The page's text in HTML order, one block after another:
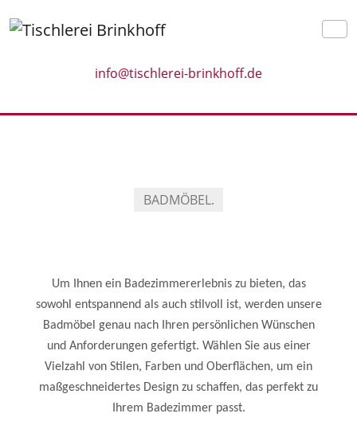
info@tischlerei-brinkhoff.de
BADMÖBEL.
Um Ihnen ein Badezimmererlebnis zu bieten, das
sowohl entspannend als auch stilvoll ist, werden unsere
Badmöbel genau nach Ihren persönlichen Wünschen
und Anforderungen gefertigt. Wählen Sie aus einer
Vielzahl von Stilen, Farben und Oberflächen, um ein
maßgeschneidertes Design zu schaffen, das perfekt zu
Ihrem Badezimmer passt.